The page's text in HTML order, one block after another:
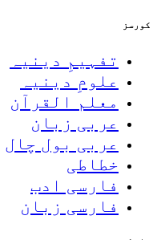
کورسز
تفہیمِ دینیہ
علومِ دینیہ
معلم القرآن
عربی زبان
عربی بول چال
خطاطی
فارسی ادب
فارسی زبان